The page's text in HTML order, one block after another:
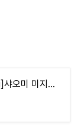
[22,910원](▼18%)[Xiaomi]샤오미 미지아 휴대용 음이온 헤어 드라이기